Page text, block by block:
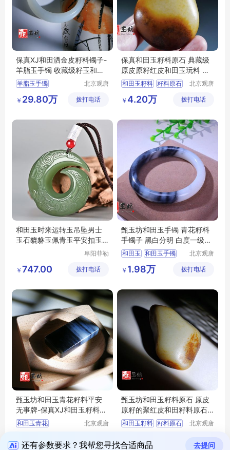
保真XJ和田洒金皮籽料镯子-
羊脂玉手镯 收藏级籽玉和田
玉手镯子
羊脂玉手镯
和田玉籽料
甄玉坊和田玉
北京观唐
有限公司
￥ 29.80万 拨打电话
保真和田玉籽料原石 典藏级
原皮原籽红皮和田玉玩料 和
田玉原石
和田玉籽料 籽料原石
和田玉玩料
北京观唐
有限公司
￥ 4.20万 拨打电话
和田玉时来运转玉吊坠男士
玉石貔貅玉佩青玉平安扣玉
阜阳菲勒
公司
￥ 747.00 拨打电话
甄玉坊和田玉手镯 青花籽料
手镯子 黑白分明 白度一级的
玉镯子
和田玉 和田玉手镯
和田玉青花手镯
北京观唐
有限公司
￥ 1.98万 拨打电话
甄玉坊和田玉青花籽料平安
无事牌-保真XJ和田玉籽料青
花牌子-甄选
和田玉青花
和田玉籽料
北京观唐
有限公司
￥ 9860.00
甄玉坊和田玉籽料原石 原皮
原籽的聚红皮和田籽料原石
无修无二上
和田玉籽料 籽料原石
聚红皮和田玉籽料
北京观唐
有限公司
￥ 6.89万
还有参数要求？我帮您寻找合适商品 去提问